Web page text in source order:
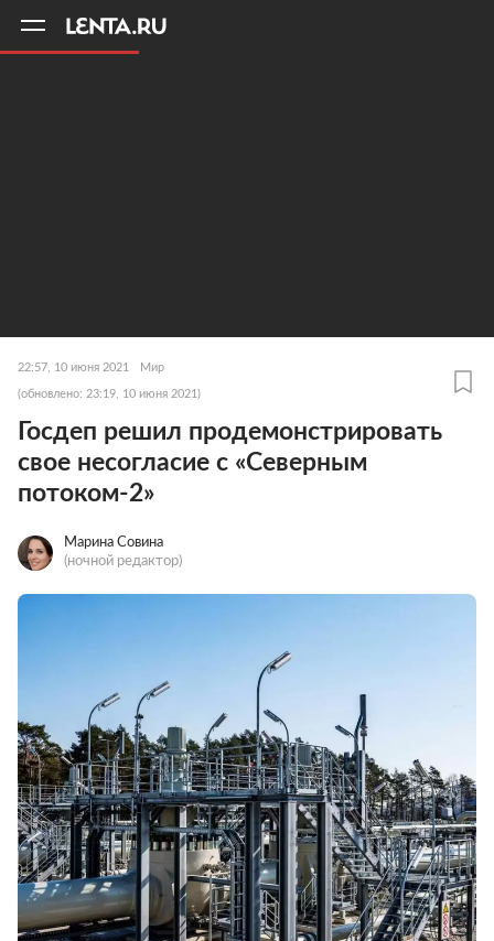
22:57, 10 июня 2021 Мир
(обновлено: 23:19, 10 июня 2021)
Госдеп решил продемонстрировать
свое несогласие с «Северным
потоком-2»
Марина Совина
(ночной редактор)